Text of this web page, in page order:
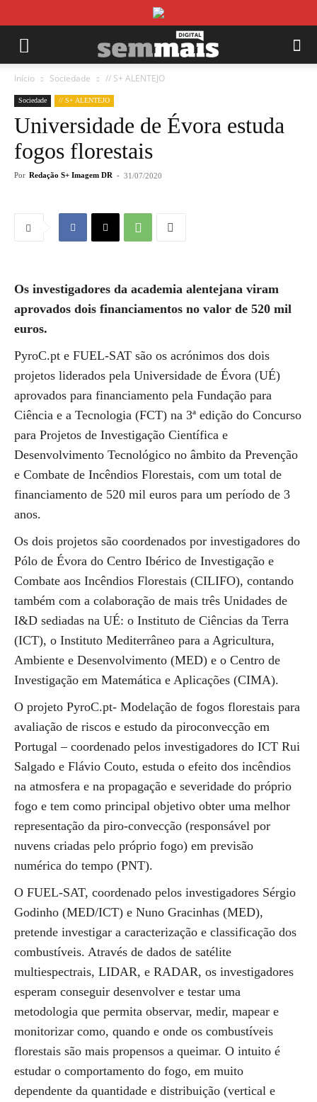
Início Sociedade // S+ ALENTEJO
Sociedade // S+ ALENTEJO
Universidade de Évora estuda
fogos florestais
Por Redação S+ Imagem DR - 31/07/2020
Os investigadores da academia alentejana viram
aprovados dois financiamentos no valor de 520 mil
euros.
PyroC.pt e FUEL-SAT são os acrónimos dos dois
projetos liderados pela Universidade de Évora (UÉ)
aprovados para financiamento pela Fundação para
Ciência e a Tecnologia (FCT) na 3ª edição do Concurso
para Projetos de Investigação Científica e
Desenvolvimento Tecnológico no âmbito da Prevenção
e Combate de Incêndios Florestais, com um total de
financiamento de 520 mil euros para um período de 3
anos.
Os dois projetos são coordenados por investigadores do
Pólo de Évora do Centro Ibérico de Investigação e
Combate aos Incêndios Florestais (CILIFO), contando
também com a colaboração de mais três Unidades de
I&D sediadas na UÉ: o Instituto de Ciências da Terra
(ICT), o Instituto Mediterrâneo para a Agricultura,
Ambiente e Desenvolvimento (MED) e o Centro de
Investigação em Matemática e Aplicações (CIMA).
O projeto PyroC.pt- Modelação de fogos florestais para
avaliação de riscos e estudo da piroconvecção em
Portugal – coordenado pelos investigadores do ICT Rui
Salgado e Flávio Couto, estuda o efeito dos incêndios
na atmosfera e na propagação e severidade do próprio
fogo e tem como principal objetivo obter uma melhor
representação da piro-convecção (responsável por
nuvens criadas pelo próprio fogo) em previsão
numérica do tempo (PNT).
O FUEL-SAT, coordenado pelos investigadores Sérgio
Godinho (MED/ICT) e Nuno Gracinhas (MED),
pretende investigar a caracterização e classificação dos
combustíveis. Através de dados de satélite
multiespectrais, LIDAR, e RADAR, os investigadores
esperam conseguir desenvolver e testar uma
metodologia que permita observar, medir, mapear e
monitorizar como, quando e onde os combustíveis
florestais são mais propensos a queimar. O intuito é
estudar o comportamento do fogo, em muito
dependente da quantidade e distribuição (vertical e